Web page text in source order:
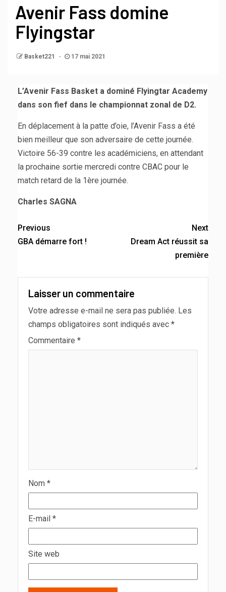
Avenir Fass domine
Flyingstar
Basket221 17 mai 2021
L’Avenir Fass Basket a dominé Flyingtar Academy
dans son fief dans le championnat zonal de D2.
En déplacement à la patte d’oie, l’Avenir Fass a été
bien meilleur que son adversaire de cette journée.
Victoire 56-39 contre les académiciens, en attendant
la prochaine sortie mercredi contre CBAC pour le
match retard de la 1ère journée.
Charles SAGNA
Previous
GBA démarre fort !
Next
Dream Act réussit sa
première
Laisser un commentaire
Votre adresse e-mail ne sera pas publiée. Les
champs obligatoires sont indiqués avec *
Commentaire *
Nom *
E-mail *
Site web